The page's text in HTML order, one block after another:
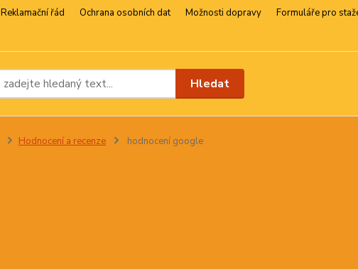
Reklamační řád Ochrana osobních dat Možnosti dopravy
Formuláře pro
Hledat
Hodnocení a recenze hodnocení google